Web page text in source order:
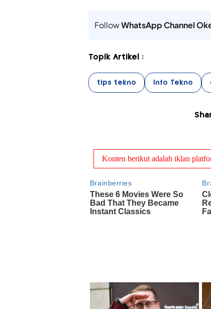
FollowWhatsApp Channel
Topik Artikel :
tips tekno Info Tekno